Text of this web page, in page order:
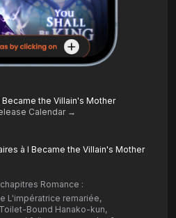
Became the Villain's Mother
Calendar →
à I Became the Villain's Mother
Romance :
L'impératrice remariée,
Bound Hanako-kun,